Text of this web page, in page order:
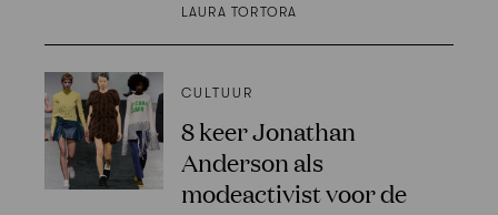
LAURA TORTORA
CULTUUR
8 keer Jonathan
Anderson als
modeactivist voor de